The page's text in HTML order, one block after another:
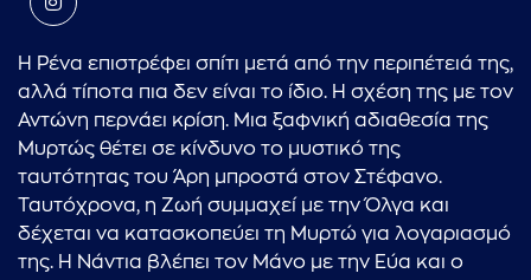
Η Ρένα επιστρέφει σπίτι μετά από την περιπέτειά της,
αλλά τίποτα πια δεν είναι το ίδιο. Η σχέση της με τον
Αντώνη περνάει κρίση. Μια ξαφνική αδιαθεσία της
Μυρτώς θέτει σε κίνδυνο το μυστικό της
ταυτότητας του Άρη μπροστά στον Στέφανο.
Ταυτόχρονα, η Ζωή συμμαχεί με την Όλγα και
δέχεται να κατασκοπεύει τη Μυρτώ για λογαριασμό
της. Η Νάντια βλέπει τον Μάνο με την Εύα και ο